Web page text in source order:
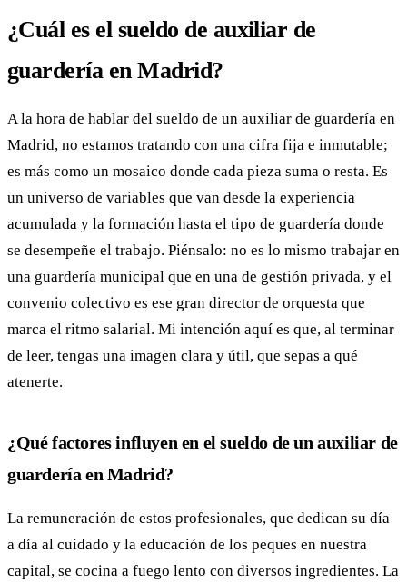
¿Cuál es el sueldo de auxiliar de
guardería en Madrid?
A la hora de hablar del sueldo de un auxiliar de guardería en
Madrid, no estamos tratando con una cifra fija e inmutable;
es más como un mosaico donde cada pieza suma o resta. Es
un universo de variables que van desde la experiencia
acumulada y la formación hasta el tipo de guardería donde
se desempeñe el trabajo. Piénsalo: no es lo mismo trabajar en
una guardería municipal que en una de gestión privada, y el
convenio colectivo es ese gran director de orquesta que
marca el ritmo salarial. Mi intención aquí es que, al terminar
de leer, tengas una imagen clara y útil, que sepas a qué
atenerte.
¿Qué factores influyen en el sueldo de un auxiliar de
guardería en Madrid?
La remuneración de estos profesionales, que dedican su día
a día al cuidado y la educación de los peques en nuestra
capital, se cocina a fuego lento con diversos ingredientes. La